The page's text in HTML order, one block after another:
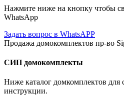
Нажмите ниже на кнопку чтобы
WhatsApp
Задать вопрос в WhatsAPP
Продажа домокомплектов пр-во
СИП домокомплекты
Ниже каталог домкомплектов для
инструкции.